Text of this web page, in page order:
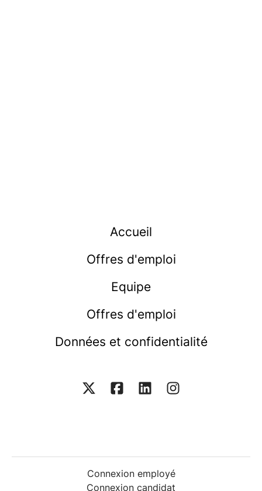
Accueil
Offres d'emploi
Equipe
Offres d'emploi
Données et confidentialité
Connexion employé
Connexion candidat